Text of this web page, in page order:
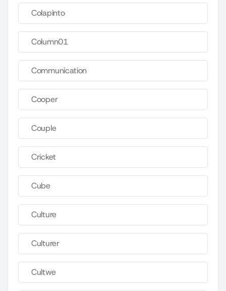
Colapinto
Column01
Communication
Cooper
Couple
Cricket
Cube
Culture
Culturer
Cultwe